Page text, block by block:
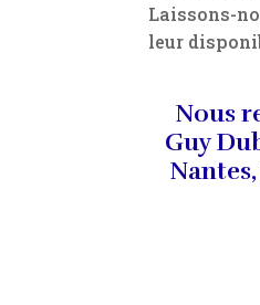
Laissons-
leur
Nous
Guy